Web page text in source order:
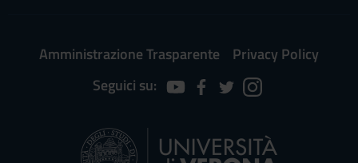
Amministrazione Trasparente
Privacy Policy
Seguici su: